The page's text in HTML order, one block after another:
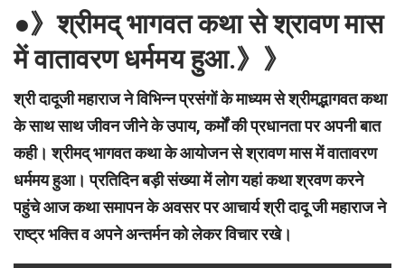
●》श्रीमद् भागवत कथा से श्रावण मास
में वातावरण धर्ममय हुआ.》》
श्री दादूजी महाराज ने विभिन्न प्रसंगों के माध्यम से श्रीमद्भागवत कथा
के साथ साथ जीवन जीने के उपाय, कर्मों की प्रधानता पर अपनी बात
कही। श्रीमद् भागवत कथा के आयोजन से श्रावण मास में वातावरण
धर्ममय हुआ। प्रतिदिन बड़ी संख्या में लोग यहां कथा श्रवण करने
पहुंचे आज कथा समापन के अवसर पर आचार्य श्री दादू जी महाराज ने
राष्ट्र भक्ति व अपने अन्तर्मन को लेकर विचार रखे।